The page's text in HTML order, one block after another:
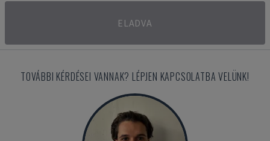
ELADVA
TOVÁBBI KÉRDÉSEI VANNAK? LÉPJEN KAPCSOLATBA VELÜNK!